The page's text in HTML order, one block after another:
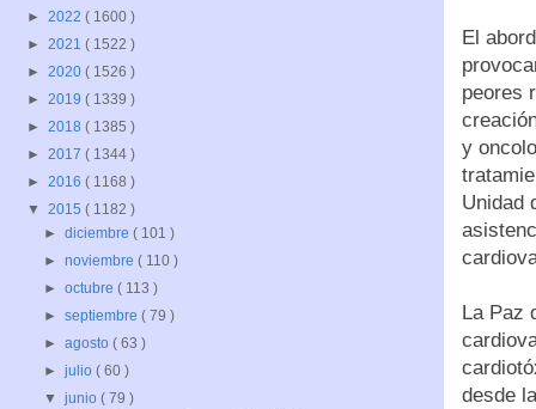
El
peores
y
Unidad
La Paz
desde
► 2022 ( 1600 )
► 2021 ( 1522 )
► 2020 ( 1526 )
► 2019 ( 1339 )
► 2018 ( 1385 )
► 2017 ( 1344 )
► 2016 ( 1168 )
▼ 2015 ( 1182 )
►diciembre( 101 )
►noviembre( 110 )
►octubre( 113 )
►septiembre( 79 )
►agosto( 63 )
►julio( 60 )
▼junio( 79 )